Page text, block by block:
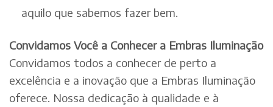
aquilo que sabemos fazer bem.
Convidamos Você a Conhecer a Embras Iluminação
Convidamos todos a conhecer de perto a
excelência e a inovação que a Embras Iluminação
oferece. Nossa dedicação à qualidade e à